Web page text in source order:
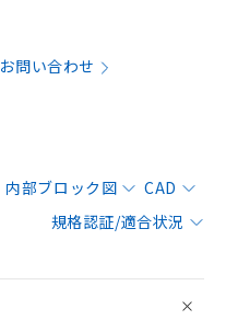
お問い合わせ
内部ブロック図
CAD
規格認証/適合状況